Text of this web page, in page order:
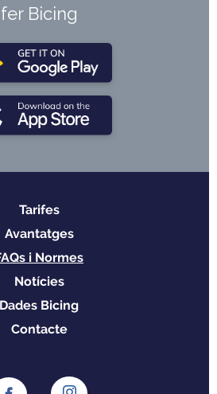
fer Bicing
Tarifes
Avantatges
i Normes
Notícies
Dades Bicing
Contacte